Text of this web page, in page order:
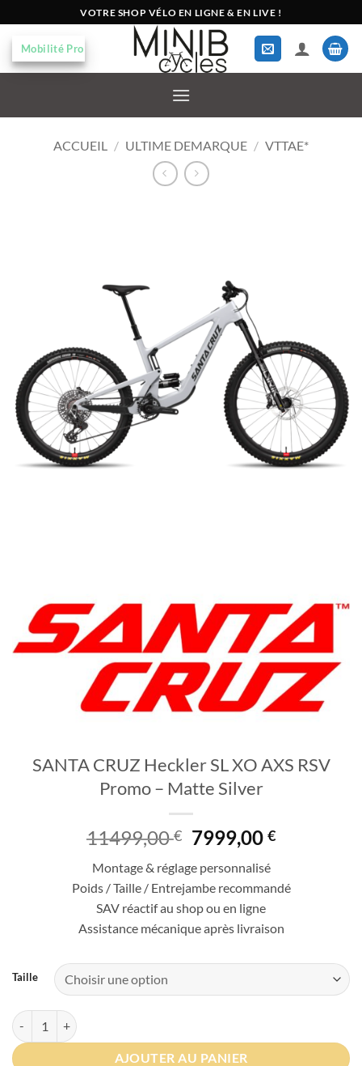
au
contenu
VOTRE SHOP VÉLO EN LIGNE & EN LIVE !
Mobilité Pro
ACCUEIL / ULTIME DEMARQUE / VTTAE*
SANTA CRUZ Heckler SL XO AXS RSV
Promo – Matte Silver
11499,00€ Le
initial
était :
11499,00 €.
7999,00€Le
est :
Montage & réglage personnalisé
Poids / Taille / Entrejambe recommandé
SAV réactif au shop ou en ligne
Assistance mécanique après livraison
Taille
quantité de SANTA CRUZ Heckler SL XO AXS RSV Promo - Matte
AJOUTER AU PANIER